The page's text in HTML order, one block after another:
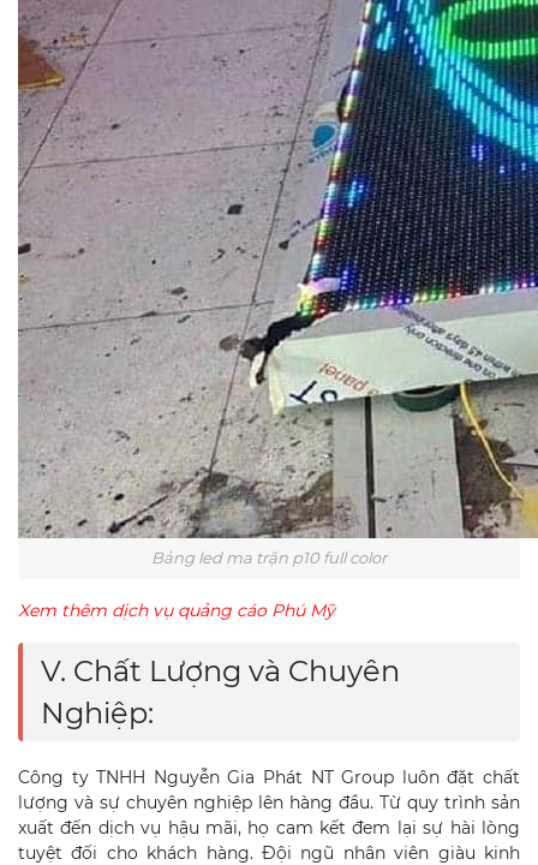
Bảng led ma trận p10 full color
Xem thêm dịch vụ quảng cáo Phú Mỹ
V. Chất Lượng và Chuyên
Nghiệp:
Công ty TNHH Nguyễn Gia Phát NT Group luôn đặt chất
lượng và sự chuyên nghiệp lên hàng đầu. Từ quy trình sản
xuất đến dịch vụ hậu mãi, họ cam kết đem lại sự hài lòng
tuyệt đối cho khách hàng. Đội ngũ nhân viên giàu kinh